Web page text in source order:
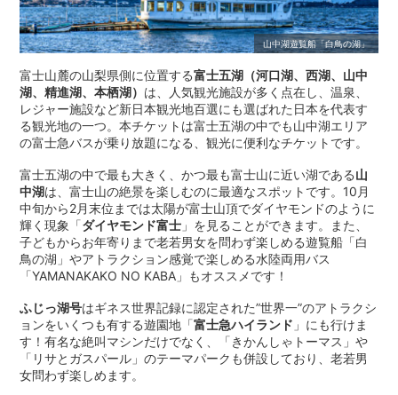
山中湖遊覧船「白鳥の湖」
富士山麓の山梨県側に位置する富士五湖（河口湖、西湖、山中
湖、精進湖、本栖湖） は、人気観光施設が多く点在し、温泉、
レジャー施設など新日本観光地百選にも選ばれた日本を代表す
る観光地の一つ。本チケットは富士五湖の中でも山中湖エリア
の富士急バスが乗り放題になる、観光に便利なチケットです。
富士五湖の中で最も大きく、かつ最も富士山に近い湖である山
中湖は、富士山の絶景を楽しむのに最適なスポットです。10月
中旬から2月末位までは太陽が富士山頂でダイヤモンドのように
輝く現象「ダイヤモンド富士」を見ることができます。また、
子どもからお年寄りまで老若男女を問わず楽しめる遊覧船「白
鳥の湖」やアトラクション感覚で楽しめる水陸両用バス
「YAMANAKAKO NO KABA」もオススメです！
ふじっ湖号はギネス世界記録に認定された”世界一”のアトラクシ
ョンをいくつも有する遊園地「富士急ハイランド 」にも行けま
す！有名な絶叫マシンだけでなく、「きかんしゃトーマス」や
「リサとガスパール」のテーマパークも併設しており、老若男
女問わず楽しめます。